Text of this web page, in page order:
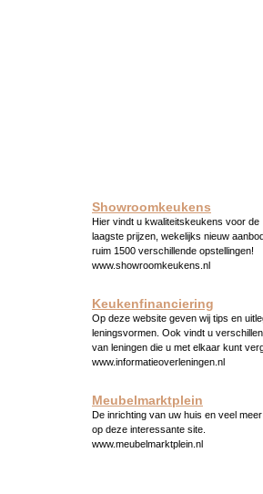
Showroomkeukens
Hier vindt u kwaliteitskeukens voor de
laagste prijzen, wekelijks nieuw
ruim 1500 verschillende opstellingen!
www.showroomkeukens.nl
Keukenfinanciering
Op deze website geven wij tips en
leningsvormen. Ook vindt u
van leningen die u met elkaar kunt
www.informatieoverleningen.nl
Meubelmarktplein
De inrichting van uw huis en veel meer
op deze interessante site.
www.meubelmarktplein.nl